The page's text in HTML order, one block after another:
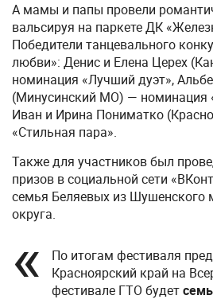
А мамы и папы провели
вальсируя на паркете ДК
Победители танцевального
любви»: Денис и Елена Церех
номинация «Лучший дуэт»,
(Минусинский МО) — номинация
Иван и Ирина Пониматко
«Стильная пара».
Также для участников был
призов в социальной сети
семья Беляевых из Шушенского
округа.
По итогам фестиваля
Красноярский край на
фестивале ГТО будет